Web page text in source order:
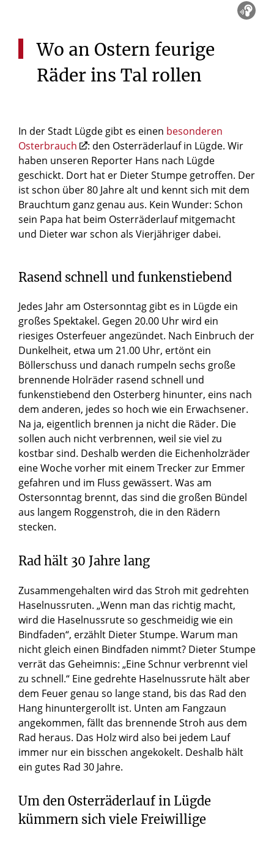
Wo an Ostern feurige
Räder ins Tal rollen
In der Stadt Lügde gibt es einen besonderen
Osterbrauch
: den Osterräderlauf in Lügde. Wir
haben unseren Reporter Hans nach Lügde
geschickt. Dort hat er Dieter Stumpe getroffen. Der
ist schon über 80 Jahre alt und kennt sich mit dem
Brauchtum ganz genau aus. Kein Wunder: Schon
sein Papa hat beim Osterräderlauf mitgemacht
und Dieter war schon als Vierjähriger dabei.
Rasend schnell und funkenstiebend
Jedes Jahr am Ostersonntag gibt es in Lügde ein
großes Spektakel. Gegen 20.00 Uhr wird ein
riesiges Osterfeuer angezündet. Nach Einbruch der
Dunkelheit, etwa um 21.00 Uhr, ertönt ein
Böllerschuss und danach rumpeln sechs große
brennende Holräder rasend schnell und
funkenstiebend den Osterberg hinunter, eins nach
dem anderen, jedes so hoch wie ein Erwachsener.
Na ja, eigentlich brennen ja nicht die Räder. Die
sollen auch nicht verbrennen, weil sie viel zu
kostbar sind. Deshalb werden die Eichenholzräder
eine Woche vorher mit einem Trecker zur Emmer
gefahren und im Fluss gewässert. Was am
Ostersonntag brennt, das sind die großen Bündel
aus langem Roggenstroh, die in den Rädern
stecken.
Rad hält 30 Jahre lang
Zusammengehalten wird das Stroh mit gedrehten
Haselnussruten. „Wenn man das richtig macht,
wird die Haselnussrute so geschmeidig wie ein
Bindfaden“, erzählt Dieter Stumpe. Warum man
nicht gleich einen Bindfaden nimmt? Dieter Stumpe
verrät das Geheimnis: „Eine Schnur verbrennt viel
zu schnell.“ Eine gedrehte Haselnussrute hält aber
dem Feuer genau so lange stand, bis das Rad den
Hang hinuntergerollt ist. Unten am Fangzaun
angekommen, fällt das brennende Stroh aus dem
Rad heraus. Das Holz wird also bei jedem Lauf
immer nur ein bisschen angekokelt. Deshalb hält
ein gutes Rad 30 Jahre.
Um den Osterräderlauf in Lügde
kümmern sich viele Freiwillige